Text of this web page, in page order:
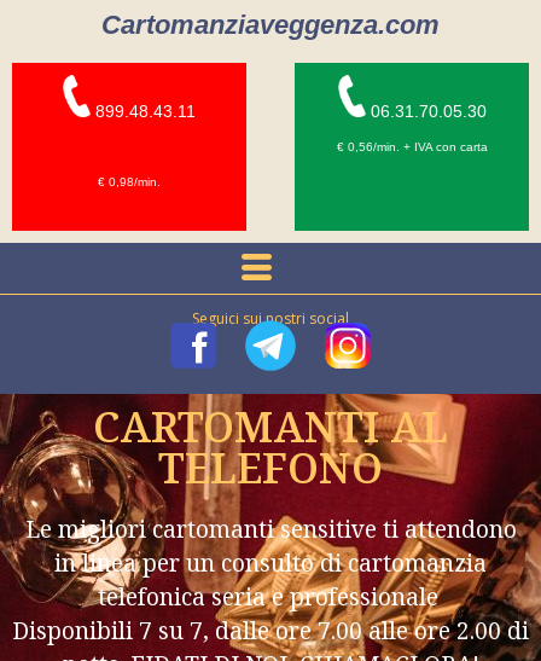
Cartomanziaveggenza.com
899.48.43.11
€ 0,98/min.
06.31.70.05.30
€ 0,56/min. + IVA con carta
Seguici sui nostri social
CARTOMANTI AL
TELEFONO
Le migliori cartomanti sensitive ti attendono
in linea per un consulto di cartomanzia
telefonica seria e professionale
Disponibili 7 su 7, dalle ore 7.00 alle ore 2.00 di